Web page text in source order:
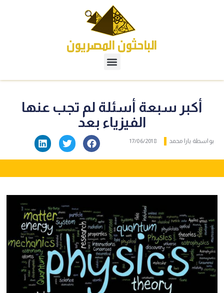
أكبر سبعة أسئلة لم تجب عنها
الفيزياء بعد
بواسطة يارا محمد 17/06/2018